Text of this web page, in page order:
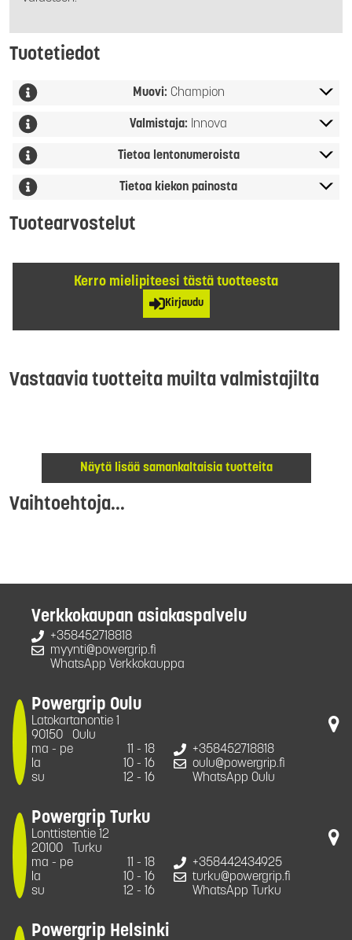
Tuotetiedot
Muovi: Champion
Valmistaja: Innova
Tietoa lentonumeroista
Tietoa kiekon painosta
Tuotearvostelut
Kerro mielipiteesi tästä tuotteesta
Kirjaudu
Vastaavia tuotteita muilta valmistajilta
Näytä lisää samankaltaisia tuotteita
Vaihtoehtoja...
Verkkokaupan asiakaspalvelu
+358452718818
myynti@powergrip.fi
WhatsApp Verkkokauppa
Powergrip Oulu
Latokartanontie 1
90150
Oulu
ma - pe
11 - 18
la
10 - 16
su
12 - 16
+358452718818
oulu@powergrip.fi
WhatsApp Oulu
Powergrip Turku
Lonttistentie 12
20100
Turku
ma - pe
11 - 18
la
10 - 16
su
12 - 16
+358442434925
turku@powergrip.fi
WhatsApp Turku
Powergrip Helsinki